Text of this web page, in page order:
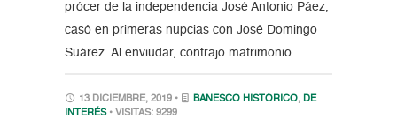
prócer de la independencia José Antonio Páez,
casó en primeras nupcias con José Domingo
Suárez. Al enviudar, contrajo matrimonio
13 DICIEMBRE, 2019 • BANESCO HISTÓRICO, DE
INTERÉS • VISITAS: 9299